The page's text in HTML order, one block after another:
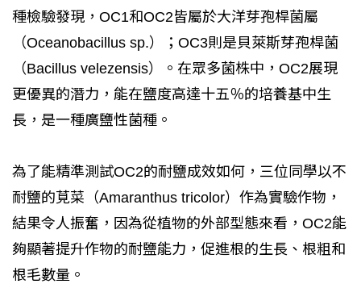
種檢驗發現，OC1和OC2皆屬於大洋芽孢桿菌屬
（Oceanobacillus sp.）；OC3則是貝萊斯芽孢桿菌
（Bacillus velezensis）。在眾多菌株中，OC2展現
更優異的潛力，能在鹽度高達十五％的培養基中生
長，是一種廣鹽性菌種。
為了能精準測試OC2的耐鹽成效如何，三位同學以不
耐鹽的莧菜（Amaranthus tricolor）作為實驗作物，
結果令人振奮，因為從植物的外部型態來看，OC2能
夠顯著提升作物的耐鹽能力，促進根的生長、根粗和
根毛數量。